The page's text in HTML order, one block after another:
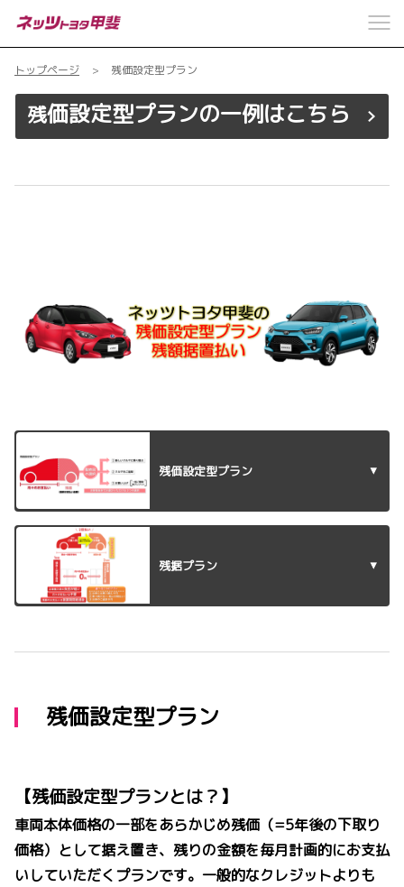
トップページ 残価設定型プラン
残価設定型プランの一例はこちら
残価設定型プラン
残据プラン
残価設定型プラン
【残価設定型プランとは？】
車両本体価格の一部をあらかじめ残価（=5年後の下取り
価格）として据え置き、残りの金額を毎月計画的にお支払
いしていただくプランです。一般的なクレジットよりも